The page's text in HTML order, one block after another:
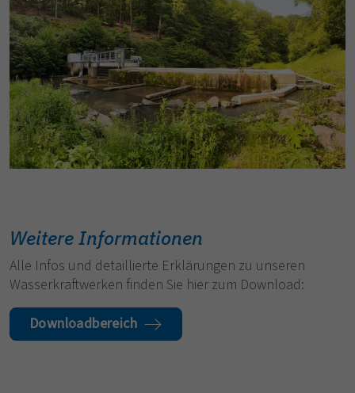
Weitere Informationen
Alle Infos und detaillierte Erklärungen zu unseren
Wasserkraftwerken finden Sie hier zum Download:
Downloadbereich